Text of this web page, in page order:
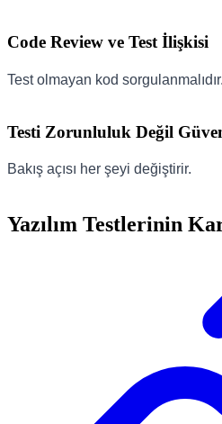
Code Review ve Test İlişkisi
Test olmayan kod sorgulanmalıdır.
Testi Zorunluluk Değil
Bakış açısı her şeyi değiştirir.
Yazılım Testlerinin